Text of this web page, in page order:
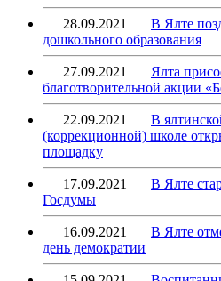
28.09.2021
В Ялте
дошкольного образования
27.09.2021
Ялта
благотворительной акции
22.09.2021
В
(коррекционной) школе
площадку
17.09.2021
В Ялте
Госдумы
16.09.2021
В Ялте
день демократии